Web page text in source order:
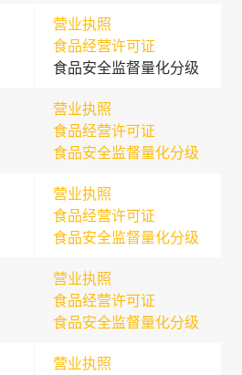
营业执照
食品经营许可证
食品安全监督量化分级
营业执照
食品经营许可证
食品安全监督量化分级
营业执照
食品经营许可证
食品安全监督量化分级
营业执照
食品经营许可证
食品安全监督量化分级
营业执照